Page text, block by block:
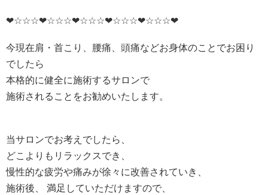
❤☆☆☆❤☆☆☆❤☆☆☆❤☆☆☆❤☆☆☆❤
今現在肩・首こり、腰痛、頭痛などお身体のことでお困り
でしたら
本格的に健全に施術するサロンで
施術されることをお勧めいたします。
当サロンでお考えでしたら、
どこよりもリラックスでき、
慢性的な疲労や痛みが徐々に改善されていき、
施術後、 満足していただけますので、